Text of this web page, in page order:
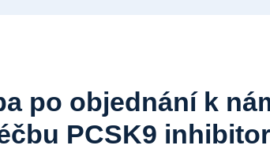
po objednání k
PCSK9